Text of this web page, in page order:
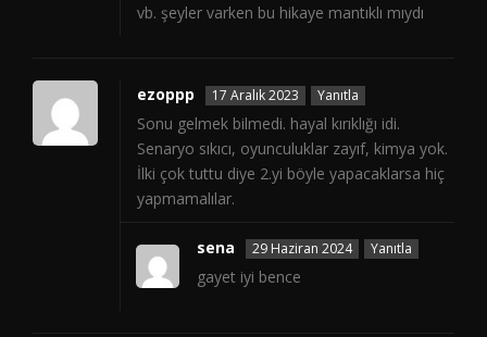
vb. şeyler varken bu hikaye mantıklı mıydı
ezoppp 17 Aralık 2023 Yanıtla
Sonu gelmek bilmedi. hayal kırıklığı idi.
Senaryo sıkıcı, oyunculuklar zayıf, kimya yok.
İlki çok tuttu diye 2.yi böyle yapacaklarsa hiç
yapmamalılar.
sena 29 Haziran 2024 Yanıtla
gayet iyi bence